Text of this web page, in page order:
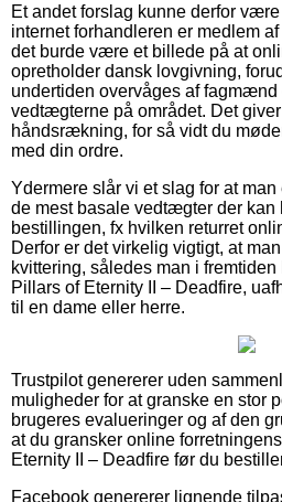
Et andet forslag kunne derfor
internet forhandleren er medlem
det burde være et billede på at
opretholder dansk lovgivning,
undertiden overvåges af fagmænd
vedtægterne på området. Det
håndsrækning, for så vidt du
med din ordre.
Ydermere slår vi et slag for at
de mest basale vedtægter der kan
bestillingen, fx hvilken returret
Derfor er det virkelig vigtigt, at
kvittering, således man i
Pillars of Eternity II – Deadfire,
til en dame eller herre.
Trustpilot genererer uden
muligheder for at granske en stor
brugeres evalueringer og af den
at du gransker online
Eternity II – Deadfire før du
Facebook genererer lignende